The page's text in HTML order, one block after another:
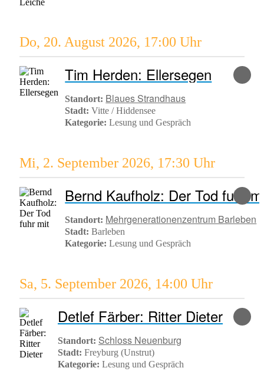
Do, 20. August 2026, 17:00 Uhr
Tim Herden: Ellersegen
Standort: Blaues Strandhaus
Stadt: Vitte / Hiddensee
Kategorie: Lesung und Gespräch
Mi, 2. September 2026, 17:30 Uhr
Bernd Kaufholz: Der Tod fuhr
Standort: Mehrgenerationenzentrum Barleben
Stadt: Barleben
Kategorie: Lesung und Gespräch
Sa, 5. September 2026, 14:00 Uhr
Detlef Färber: Ritter Dieter
Standort: Schloss Neuenburg
Stadt: Freyburg (Unstrut)
Kategorie: Lesung und Gespräch